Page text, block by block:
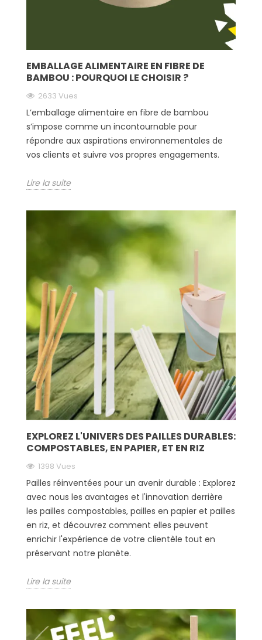
EMBALLAGE ALIMENTAIRE EN FIBRE DE
BAMBOU : POURQUOI LE CHOISIR ?
2633 Vues
L’emballage alimentaire en fibre de bambou
s’impose comme un incontournable pour
répondre aux aspirations environnementales de
vos clients et suivre vos propres engagements.
Lire la suite
EXPLOREZ L'UNIVERS DES PAILLES DURABLES:
COMPOSTABLES, EN PAPIER, ET EN RIZ
1398 Vues
Pailles réinventées pour un avenir durable : Explorez
avec nous les avantages et l'innovation derrière
les pailles compostables, pailles en papier et pailles
en riz, et découvrez comment elles peuvent
enrichir l'expérience de votre clientèle tout en
préservant notre planète.
Lire la suite